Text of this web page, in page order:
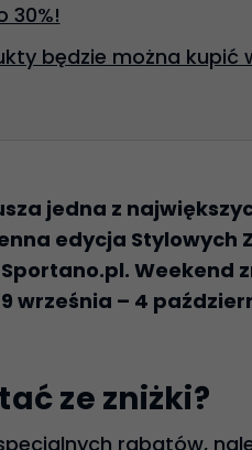
30%!
będzie można kupić
jedna z
edycja Stylowych
Weekend
września – 4
ze zniżki?
rabatów,